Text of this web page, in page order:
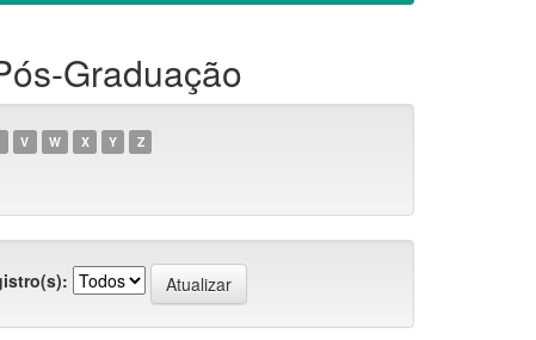
Graduação
V W X Y Z